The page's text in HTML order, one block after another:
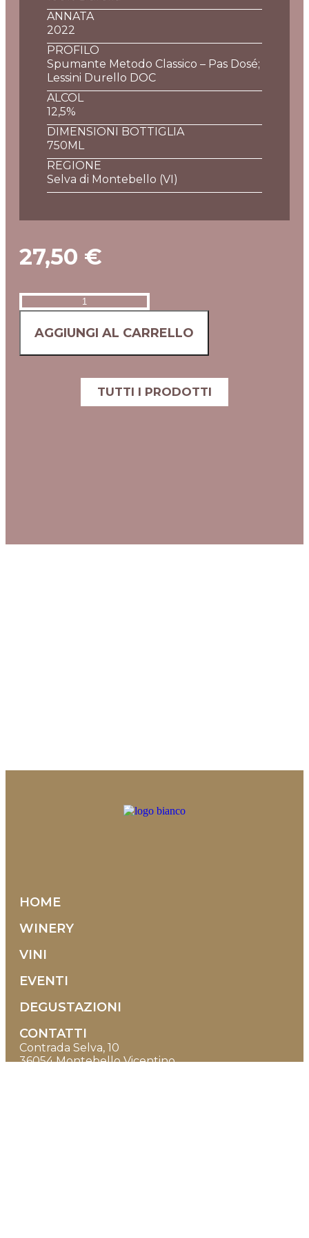
ANNATA
2022
PROFILO
Spumante Metodo Classico – Pas Dosé;
Lessini Durello DOC
ALCOL
12,5%
DIMENSIONI BOTTIGLIA
750ML
REGIONE
Selva di Montebello (VI)
27,50 €
AGGIUNGI AL CARRELLO
TUTTI I PRODOTTI
HOME
WINERY
VINI
EVENTI
DEGUSTAZIONI
CONTATTI
Contrada Selva, 10
36054 Montebello Vicentino